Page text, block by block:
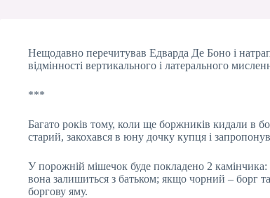
Нещодавно перечитував Едварда Де Боно і
відмінності вертикального і латерального
***
Багато років тому, коли ще боржників кидали в
старий, закохався в юну дочку купця і
У порожній мішечок буде покладено 2 камінчика:
вона залишиться з батьком; якщо чорний – борг
боргову яму.